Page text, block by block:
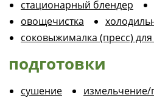
стационарный блендер
овощечистка
соковыжималка (пресс)
подготовки
сушение